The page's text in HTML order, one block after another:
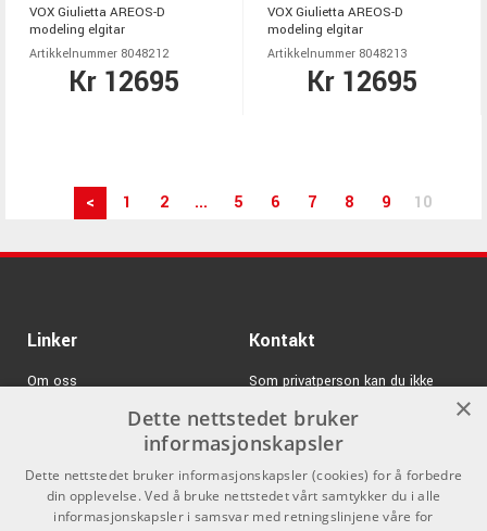
VOX Giulietta AREOS-D
modeling elgitar
Artikkelnummer 8048212
Kr 12695
VOX Giulietta AREOS-D
modeling elgitar
Artikkelnummer 8048213
Kr 12695
< 1 2 ... 5 6 7 8 9 10
Linker
Om oss
GDPR & Cookies
Kontakt
Som privatperson kan du ikke
kjøpe på denne nettsiden, alt salg
skjer gjennom våre forhandlere.
info@emnordic.no
×
Dette nettstedet bruker
informasjonskapsler
Dette nettstedet bruker informasjonskapsler (cookies) for å forbedre
din opplevelse. Ved å bruke nettstedet vårt samtykker du i alle
informasjonskapsler i samsvar med retningslinjene våre for